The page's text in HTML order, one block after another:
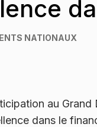
NATIONAUX
au
dans le